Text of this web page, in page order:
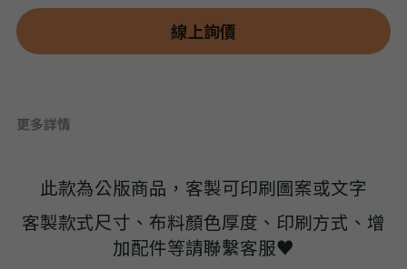
➢針織袋
➢水洗牛皮紙袋
➢咖啡渣/軟木袋
線上詢價
更多詳情
此款為公版商品，客製可印刷圖案或文字
客製款式尺寸、布料顏色厚度、印刷方式、增
加配件等請聯繫客服♥